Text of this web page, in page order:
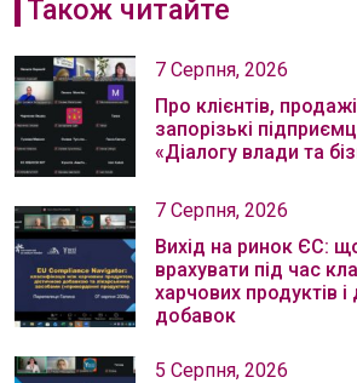
Також читайте
7 Серпня, 2026
Про клієнтів,
запорізькі
«Діалогу влади та
7 Серпня, 2026
Вихід на ринок ЄС:
врахувати під час
харчових продуктів і
добавок
5 Серпня, 2026